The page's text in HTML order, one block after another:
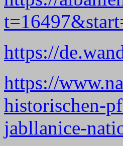
https://
https://
historischen-
jabllanice-